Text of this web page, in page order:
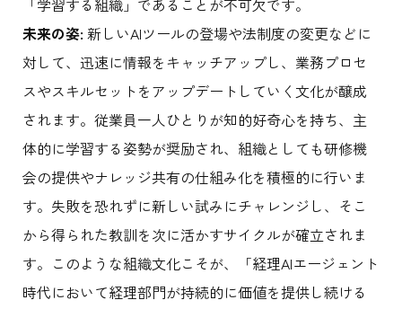
「学習する組織」であることが不可欠です。
未来の姿: 新しいAIツールの登場や法制度の変更などに
対して、迅速に情報をキャッチアップし、業務プロセ
スやスキルセットをアップデートしていく文化が醸成
されます。従業員一人ひとりが知的好奇心を持ち、主
体的に学習する姿勢が奨励され、組織としても研修機
会の提供やナレッジ共有の仕組み化を積極的に行いま
す。失敗を恐れずに新しい試みにチャレンジし、そこ
から得られた教訓を次に活かすサイクルが確立されま
す。このような組織文化こそが、「経理AIエージェント
時代において経理部門が持続的に価値を提供し続ける